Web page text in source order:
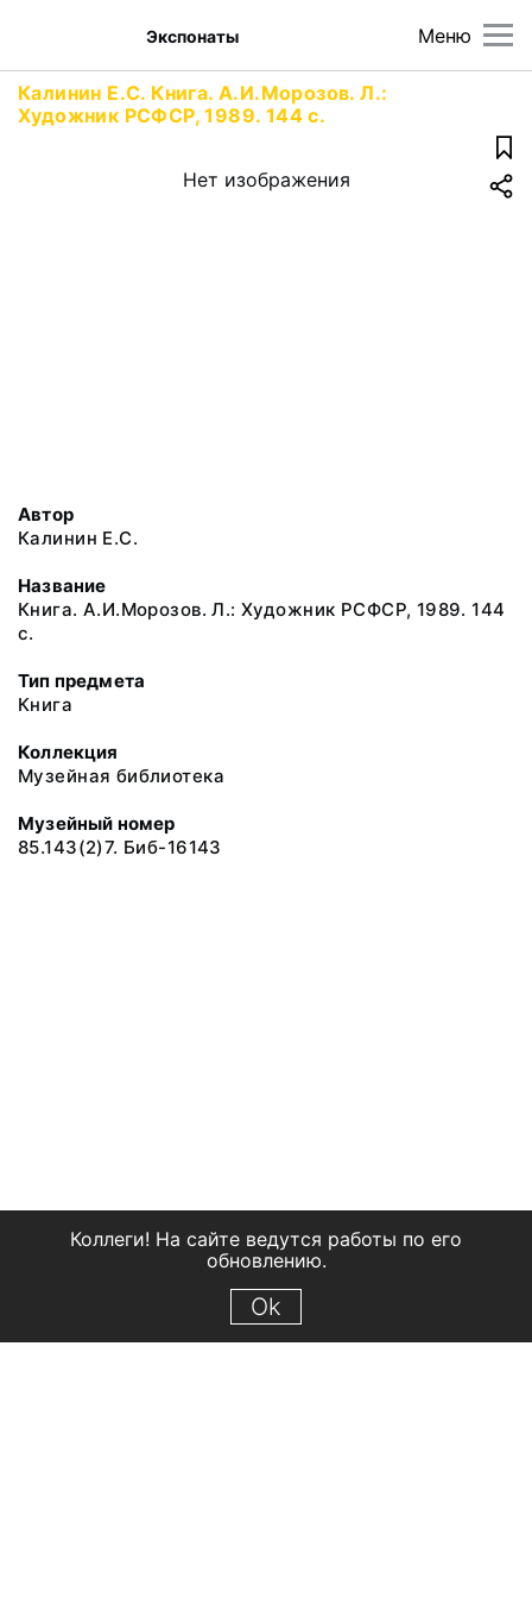
Меню
Экспонаты
Калинин Е.С. Книга. А.И.Морозов. Л.:
Художник РСФСР, 1989. 144 с.
Нет изображения
Автор
Калинин Е.С.
Название
Книга. А.И.Морозов. Л.: Художник РСФСР, 1989. 144
с.
Тип предмета
Книга
Коллекция
Музейная библиотека
Музейный номер
85.143(2)7. Биб-16143
Коллеги! На сайте ведутся работы по его
обновлению.
Ok